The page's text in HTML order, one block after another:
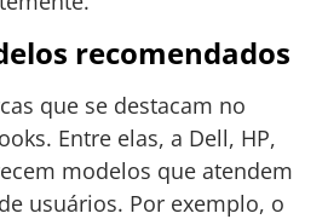
recomendados
que se destacam no
Entre elas, a Dell, HP,
modelos que atendem
usuários. Por exemplo, o